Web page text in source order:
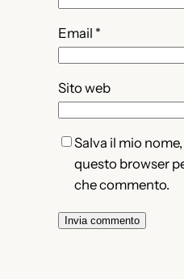
Email *
Sito web
Salva il mio
questo browser
che commento.